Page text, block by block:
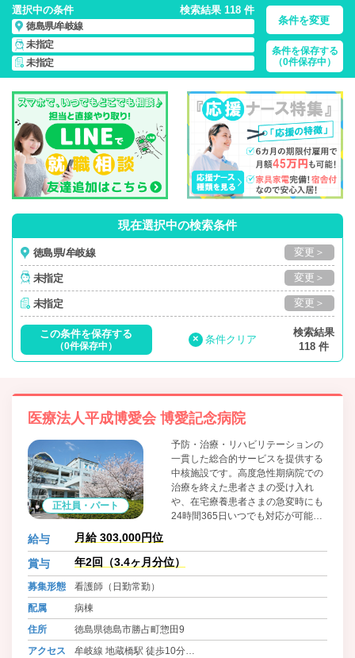
選択中の条件 検索結果 118 件
徳島県/牟岐線
未指定
未指定
条件を変更
条件を保存する
（0件保存中）
徳島県/牟岐線/正社員・パート・応援ナース・派遣の 看護師求
人・派遣・転職・募集一覧
現在選択中の検索条件
徳島県/牟岐線 変更＞
未指定 変更＞
未指定 変更＞
この条件を保存する
（0件保存中）
× 条件クリア
検索結果
118 件
医療法人平成博愛会 博愛記念病院
正社員・パート
予防・治療・リハビリテーションの
一貫した総合的サービスを提供する
中核施設です。高度急性期病院での
治療を終えた患者さまの受け入れ
や、在宅療養患者さまの急変時にも
24時間365日いつでも対応が可能
目指しています。
給与 月給 303,000円位
賞与 年2回（3.4ヶ月分位）
募集形態
看護師（日勤常勤）
配属
病棟
住所
徳島県徳島市勝占町惣田9
アクセス
牟岐線 地蔵橋駅 徒歩10分